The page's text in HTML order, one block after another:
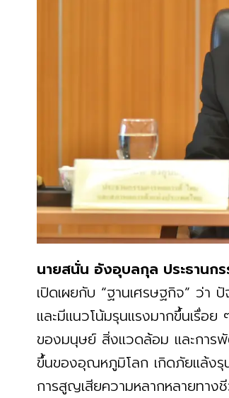
นายสนั่น อังอุบลกุล ประธานกร
เปิดเผยกับ “ฐานเศรษฐกิจ” ว่า
และมีแนวโน้มรุนแรงมากขึ้นเรื่อ
ของมนุษย์ สิ่งแวดล้อม และการ
ขึ้นของอุณหภูมิโลก เกิดภัยแล้งรุ
การสูญเสียความหลากหลายทาง